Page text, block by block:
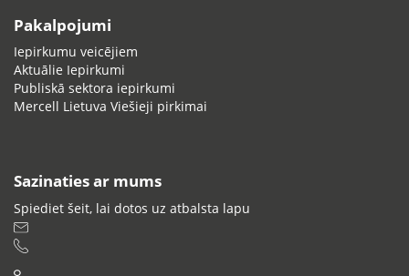
Pakalpojumi
Iepirkumu veicējiem
Aktuālie Iepirkumi
Publiskā sektora iepirkumi
Mercell Lietuva Viešieji pirkimai
Sazinaties ar mums
Spiediet šeit, lai dotos uz atbalsta lapu